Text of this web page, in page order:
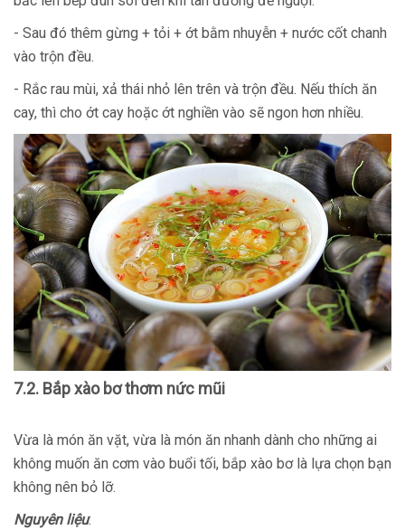
- Sau đó thêm gừng + tỏi + ớt bằm nhuyễn + nước cốt chanh
vào trộn đều.
- Rắc rau mùi, xả thái nhỏ lên trên và trộn đều. Nếu thích ăn
cay, thì cho ớt cay hoặc ớt nghiền vào sẽ ngon hơn nhiều.
7.2. Bắp xào bơ thơm nức mũi
Vừa là món ăn vặt, vừa là món ăn nhanh dành cho những ai
không muốn ăn cơm vào buổi tối, bắp xào bơ là lựa chọn bạn
không nên bỏ lỡ.
Nguyên liệu: